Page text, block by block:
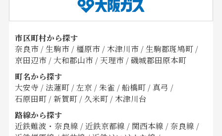
市区町村から探す
奈良市 / 生駒市 / 橿原市 / 木津川市 / 生駒郡斑鳩町 /
京田辺市 / 大和郡山市 / 天理市 / 磯城郡田原本町
町名から探す
大安寺 / 法蓮町 / 左京 / 朱雀 / 船橋町 / 真弓 /
石原田町 / 新賀町 / 久米町 / 木津川台
路線から探す
近鉄難波・奈良線 / 近鉄京都線 / 関西本線 / 奈良線 /